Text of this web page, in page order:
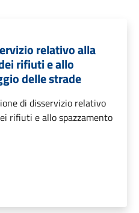
relativo alla
rifiuti e allo
delle strade
di disservizio relativo
rifiuti e allo spazzamento